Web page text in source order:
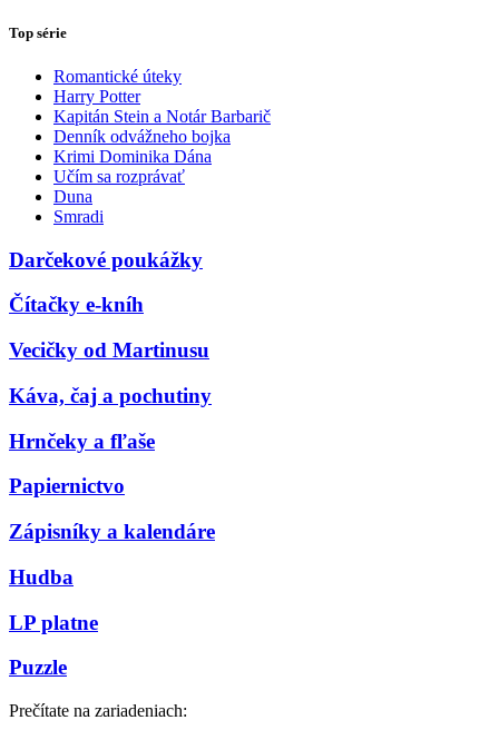
Top série
Romantické úteky
Harry Potter
Kapitán Stein a Notár Barbarič
Denník odvážneho bojka
Krimi Dominika Dána
Učím sa rozprávať
Duna
Smradi
Darčekové poukážky
Čítačky e-kníh
Vecičky od Martinusu
Káva, čaj a pochutiny
Hrnčeky a fľaše
Papiernictvo
Zápisníky a kalendáre
Hudba
LP platne
Puzzle
Prečítate na zariadeniach: